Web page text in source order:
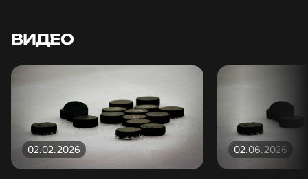
ВИДЕО
02.02.2026 02.06.2026